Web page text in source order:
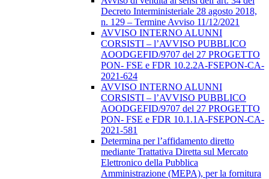
Decreto Interministeriale 28 agosto 2018,
n. 129 – Termine Avviso 11/12/2021
AVVISO INTERNO ALUNNI
CORSISTI – l’AVVISO PUBBLICO
AOODGEFID/9707 del 27 PROGETTO
PON- FSE e FDR 10.2.2A-FSEPON-CA-
2021-624
AVVISO INTERNO ALUNNI
CORSISTI – l’AVVISO PUBBLICO
AOODGEFID/9707 del 27 PROGETTO
PON- FSE e FDR 10.1.1A-FSEPON-CA-
2021-581
Determina per l’affidamento diretto
mediante Trattativa Diretta sul Mercato
Elettronico della Pubblica
Amministrazione (MEPA), per la fornitura